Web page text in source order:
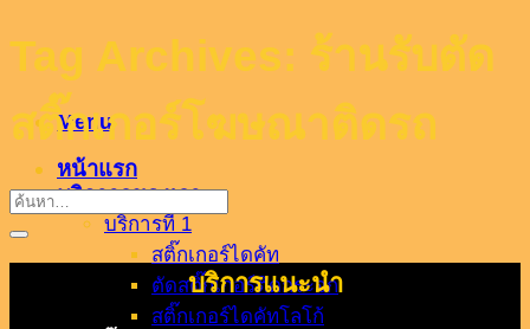
Menu
หน้าแรก
บริกาารของเรา
บริการที่ 1
สติ๊กเกอร์ไดคัท
ตัดสติ๊กเกอร์ติดกระจก
สติ๊กเกอร์ไดคัทโลโก้
Tag Archives: ร้านรับตัด
สติ๊กเกอร์โฆษณาติดรถ
บริการแนะนำ